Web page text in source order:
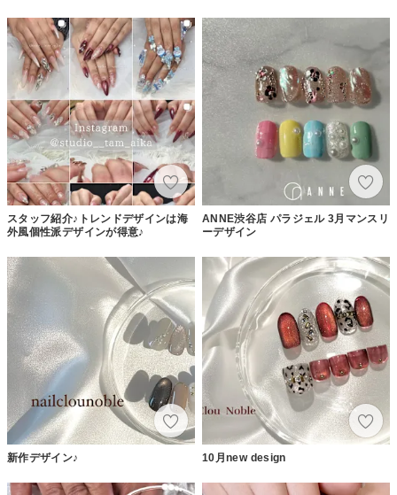
スタッフ紹介♪トレンドデザインは海
外風個性派デザインが得意♪
ANNE渋谷店 パラジェル 3月マンスリ
ーデザイン
新作デザイン♪ 10月new design